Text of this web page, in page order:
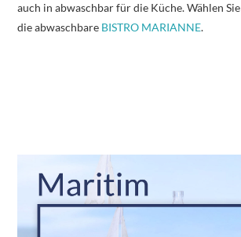
auch in abwaschbar für die Küche. Wählen Sie
die abwaschbare BISTRO MARIANNE.